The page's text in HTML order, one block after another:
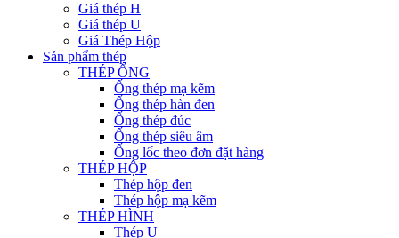
Giá thép H
Giá thép U
Giá Thép Hộp
Sản phẩm thép
THÉP ỐNG
Ống thép mạ kẽm
Ống thép hàn đen
Ống thép đúc
Ống thép siêu âm
Ống lốc theo đơn đặt hàng
THÉP HỘP
Thép hộp đen
Thép hộp mạ kẽm
THÉP HÌNH
Thép U